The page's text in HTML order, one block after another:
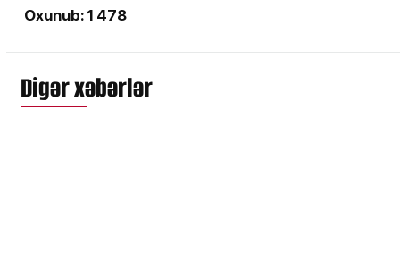
Oxunub: 1 478
Digər xəbərlər